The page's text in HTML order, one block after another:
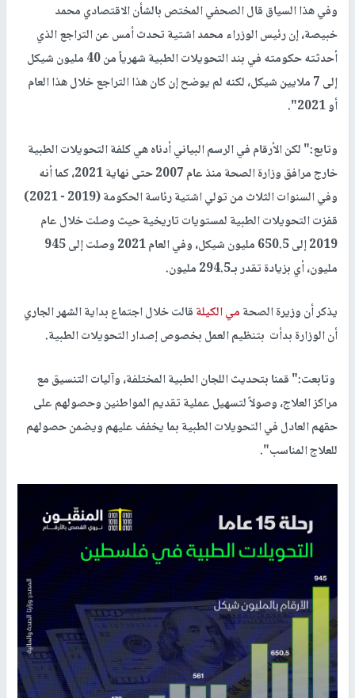
وفي هذا السياق قال الصحفي المختص بالشأن الاقتصادي محمد
خبيصة، إن رئيس الوزراء محمد اشتية تحدث أمس عن التراجع الذي
أحدثته حكومته في بند التحويلات الطبية شهرياً من 40 مليون شيكل
إلى 7 ملايين شيكل، لكنه لم يوضح إن كان هذا التراجع خلال هذا العام
أو 2021".
وتابع:" لكن الأرقام في الرسم البياني أدناه هي كلفة التحويلات الطبية
خارج مرافق وزارة الصحة منذ عام 2007 حتى نهاية 2021، كما أنه
وفي السنوات الثلاث من تولي اشتية رئاسة الحكومة (2019 - 2021)
قفزت التحويلات الطبية لمستويات تاريخية حيث وصلت خلال عام
2019 إلى 650.5 مليون شيكل، وفي العام 2021 وصلت إلى 945
مليون، أي بزيادة تقدر بـ294.5 مليون.
يذكر أن وزيرة الصحةمي الكيلةقالت خلال اجتماع بداية الشهر الجاري
أن الوزارة بدأت بتنظيم العمل بخصوص إصدار التحويلات الطبية.
وتابعت:" قمنا بتحديث اللجان الطبية المختلفة، وآليات التنسيق مع
مراكز العلاج، وصولاً لتسهيل عملية تقديم المواطنين وحصولهم على
حقهم العادل في التحويلات الطبية بما يخفف عليهم ويضمن حصولهم
للعلاج المناسب".